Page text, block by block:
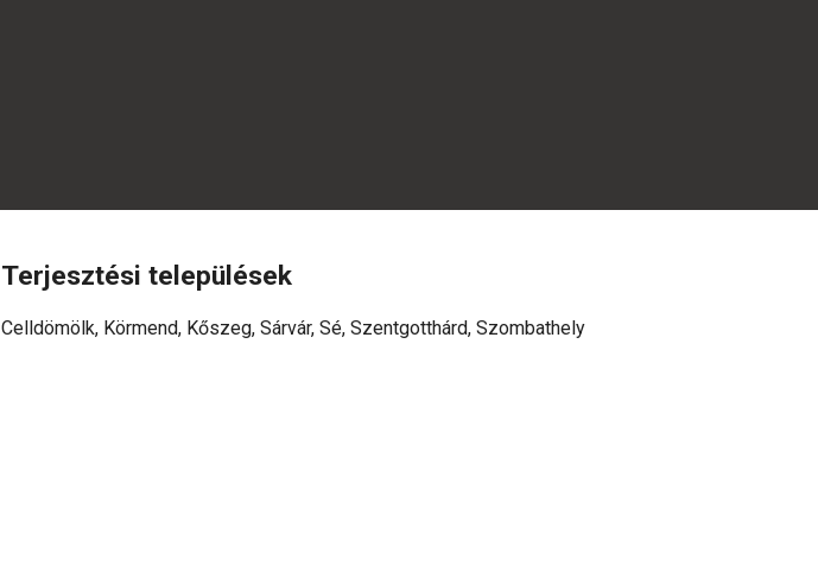
Terjesztési települések
Celldömölk, Körmend, Kőszeg, Sárvár, Sé, Szentgotthárd, Szombathely